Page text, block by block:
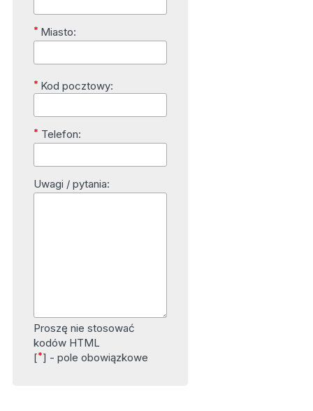
* Miasto:
* Kod pocztowy:
* Telefon:
Uwagi / pytania:
Proszę nie stosować
kodów HTML
[*] - pole obowiązkowe